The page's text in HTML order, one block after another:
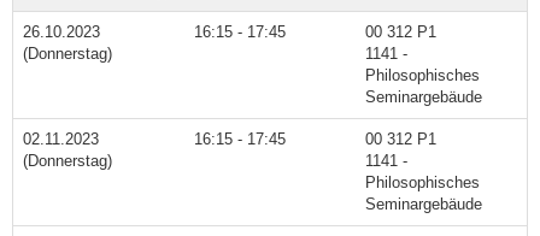
26.10.2023
(Donnerstag)
16:15 - 17:45
00 312 P1
1141 -
Philosophisches
Seminargebäude
02.11.2023
(Donnerstag)
16:15 - 17:45
00 312 P1
1141 -
Philosophisches
Seminargebäude